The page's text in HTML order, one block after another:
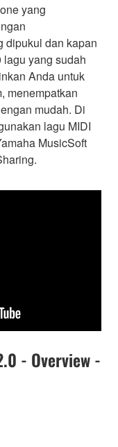
yang
dipukul dan kapan
yang sudah
Anda untuk
menempatkan
mudah. Di
lagu MIDI
MusicSoft
- Overview -